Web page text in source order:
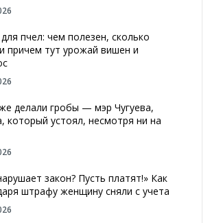
пчел: чем полезен, сколько
причем тут урожай вишен и
делали гробы — мэр Чугуева,
который устоял, несмотря ни на
закон? Пусть платят!» Как
штрафу женщину сняли с учета